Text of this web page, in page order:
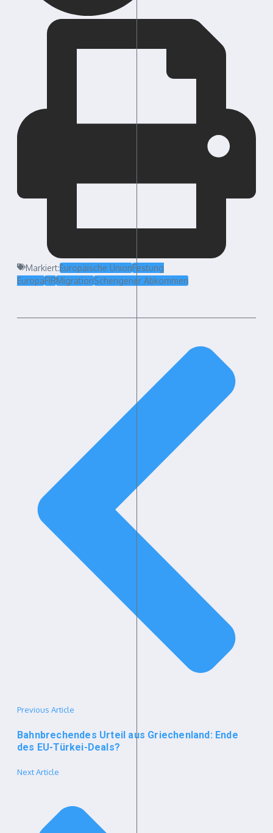
Markiert:Europäische UnionFestung
EuropaFIRMigrationSchengener Abkommen
Previous Article
Bahnbrechendes Urteil aus Griechenland: Ende
des EU-Türkei-Deals?
Next Article